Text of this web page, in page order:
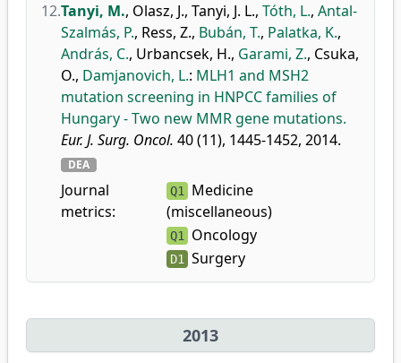
12.Tanyi, M., Olasz, J., Tanyi, J. L., Tóth, L., Antal-
Szalmás, P., Ress, Z., Bubán, T., Palatka, K.,
András, C., Urbancsek, H., Garami, Z., Csuka,
O., Damjanovich, L.: MLH1 and MSH2
mutation screening in HNPCC families of
Hungary - Two new MMR gene mutations.
Eur. J. Surg. Oncol. 40 (11), 1445-1452, 2014.
DEA
Journal
metrics:
Q1 Medicine
(miscellaneous)
Q1 Oncology
D1 Surgery
2013